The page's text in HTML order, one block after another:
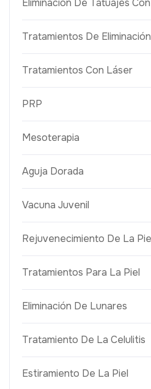
Tratamientos De
Tratamientos Con Láser
PRP
Mesoterapia
Aguja Dorada
Vacuna Juvenil
Rejuvenecimiento De La
Tratamientos Para La Piel
Eliminación De Lunares
Tratamiento De La Celulitis
Estiramiento De La Piel